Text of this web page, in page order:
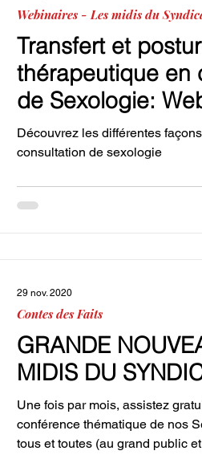
Transfert et
thérapeutique en
de Sexologie:
septembre 2023
Découvrez les différentes
consultation de sexologie
Webinaires - Les midis du
GRANDE
MIDIS DU
Une fois par mois, assistez
conférence thématique de nos
tous et toutes (au grand public
Contes des Faits
29 nov. 2020